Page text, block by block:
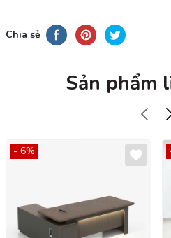
Chia sẻ
Sản phẩm
- 6%